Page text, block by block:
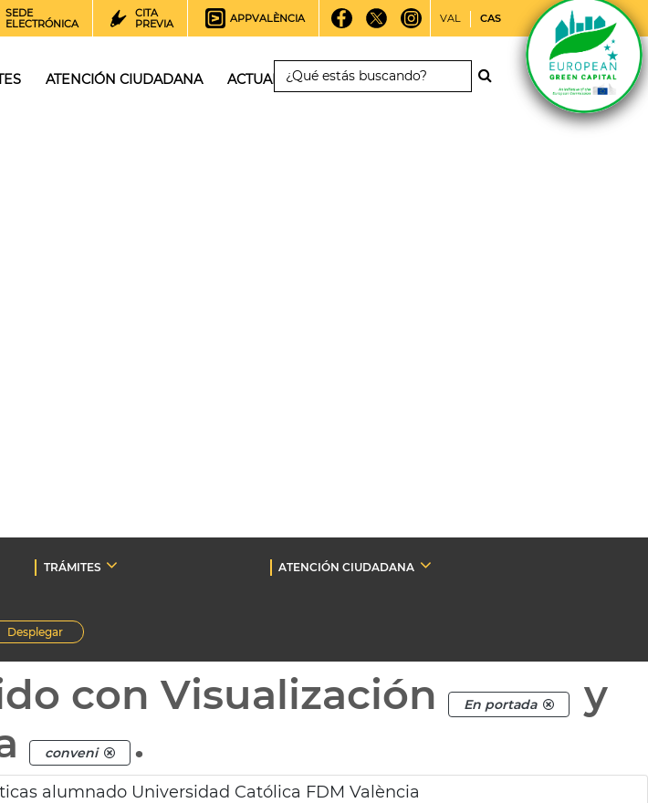
SEDE
ELECTRÓNICA
CITA
PREVIA
APPVALÈNCIA VAL CAS
ATENCIÓN CIUDADANA ACTUALIDAD
TRÁMITES
ATENCIÓN CIUDADANA
Desplegar
con Visualización En portada
y
conveni .
alumnado Universidad Católica FDM València